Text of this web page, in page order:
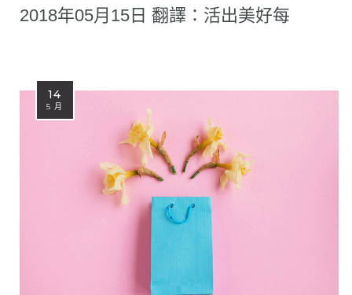
2018年05月15日 翻譯：活出美好每
14
5 月